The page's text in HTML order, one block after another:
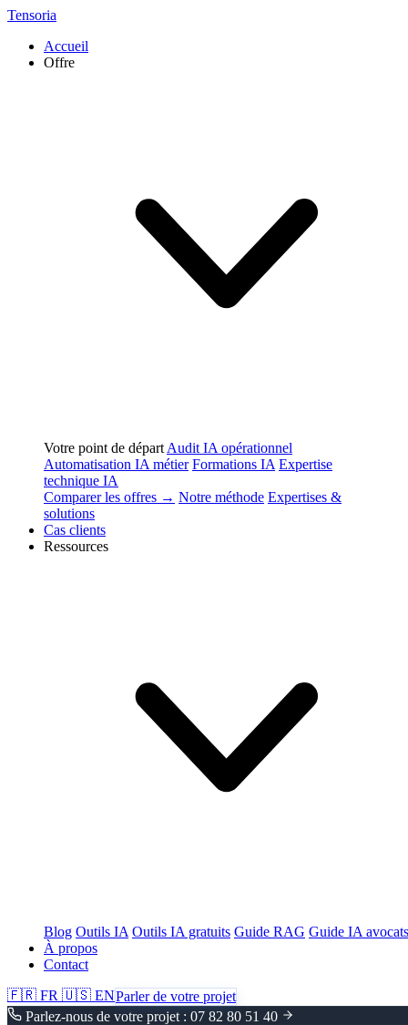
Tensoria
Accueil
Offre
Votre point de départ Audit IA opérationnel
Automatisation IA métier Formations IA Expertise
technique IA
Comparer les offres → Notre méthode Expertises &
solutions
Cas clients
Ressources
Blog Outils IA Outils IA gratuits Guide RAG Guide IA avocats
À propos
Contact
🇫🇷 FR 🇺🇸 ENParler de votre projet
Parlez-nous de votre projet : 07 82 80 51 40